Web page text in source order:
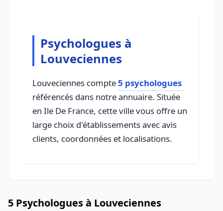
Psychologues à
Louveciennes
Louveciennes compte5 psychologues
référencés dans notre annuaire. Située
en Ile De France, cette ville vous offre un
large choix d'établissements avec avis
clients, coordonnées et localisations.
5 Psychologues à Louveciennes